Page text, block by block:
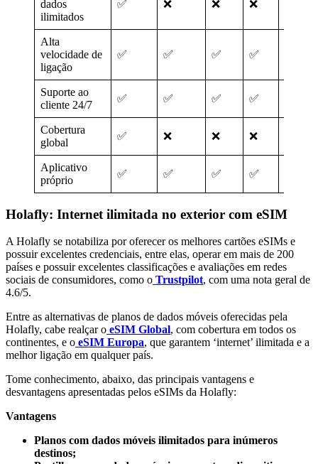
dados
ilimitados
✅ ❌ ❌ ❌
Alta
velocidade de
ligação
✅ ✅ ✅ ✅
Suporte ao
cliente 24/7
✅ ✅ ✅ ✅
Cobertura
global
✅ ❌ ❌ ❌
Aplicativo
próprio
✅ ✅ ✅ ✅
Holafly: Internet ilimitada no exterior com eSIM
A Holafly se notabiliza por oferecer os melhores cartões eSIMs e
possuir excelentes credenciais, entre elas, operar em mais de 200
países e possuir excelentes classificações e avaliações em redes
sociais de consumidores, como o Trustpilot, com uma nota geral de
4.6/5.
Entre as alternativas de planos de dados móveis oferecidas pela
Holafly, cabe realçar o eSIM Global, com cobertura em todos os
continentes, e o eSIM Europa, que garantem ‘internet’ ilimitada e a
melhor ligação em qualquer país.
Tome conhecimento, abaixo, das principais vantagens e
desvantagens apresentadas pelos eSIMs da Holafly:
Vantagens
Planos com dados móveis ilimitados para inúmeros
destinos;